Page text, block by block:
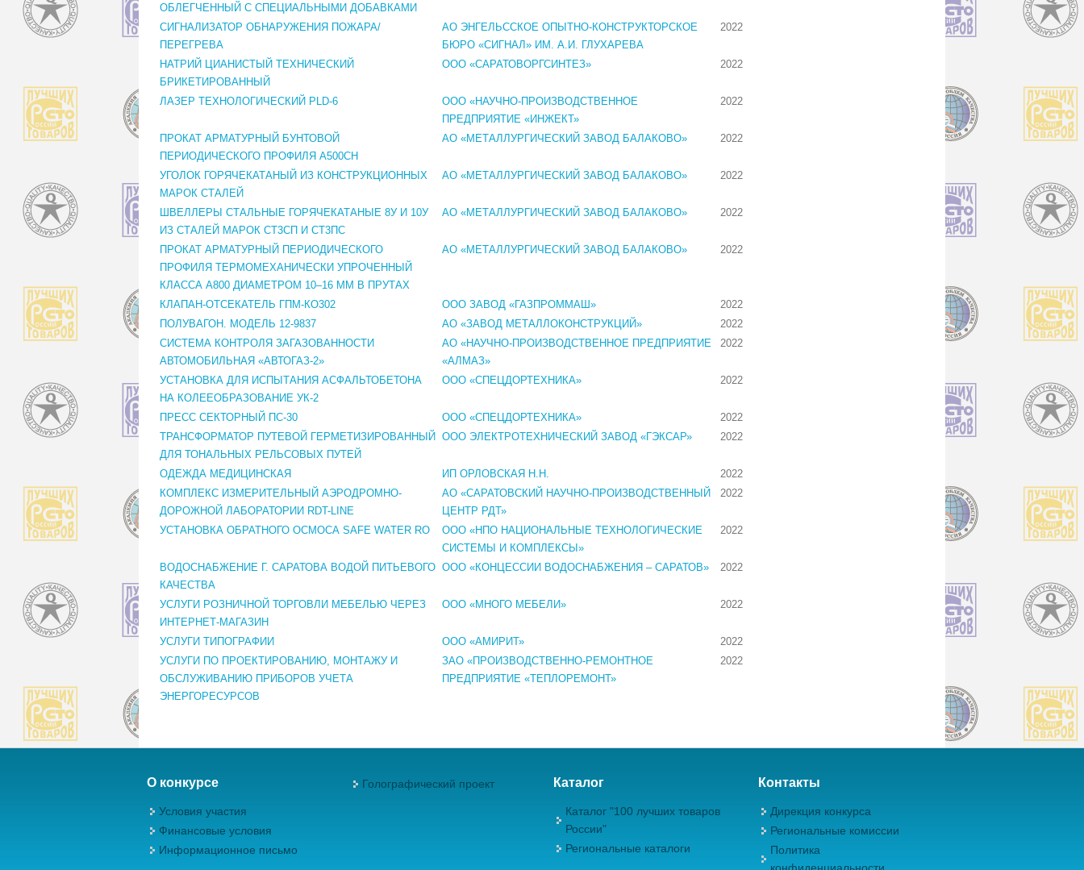
ОБЛЕГЧЕННЫЙ С СПЕЦИАЛЬНЫМИ ДОБАВКАМИ
СИГНАЛИЗАТОР ОБНАРУЖЕНИЯ ПОЖАРА/
ПЕРЕГРЕВА
АО ЭНГЕЛЬССКОЕ ОПЫТНО-КОНСТРУКТОРСКОЕ
БЮРО «СИГНАЛ» ИМ. А.И. ГЛУХАРЕВА
2022
НАТРИЙ ЦИАНИСТЫЙ ТЕХНИЧЕСКИЙ
БРИКЕТИРОВАННЫЙ
ООО «САРАТОВОРГСИНТЕЗ» 2022
ЛАЗЕР ТЕХНОЛОГИЧЕСКИЙ PLD-6
ООО «НАУЧНО-ПРОИЗВОДСТВЕННОЕ
ПРЕДПРИЯТИЕ «ИНЖЕКТ»
2022
ПРОКАТ АРМАТУРНЫЙ БУНТОВОЙ
ПЕРИОДИЧЕСКОГО ПРОФИЛЯ А500СН
АО «МЕТАЛЛУРГИЧЕСКИЙ ЗАВОД БАЛАКОВО» 2022
УГОЛОК ГОРЯЧЕКАТАНЫЙ ИЗ КОНСТРУКЦИОННЫХ
МАРОК СТАЛЕЙ
АО «МЕТАЛЛУРГИЧЕСКИЙ ЗАВОД БАЛАКОВО» 2022
ШВЕЛЛЕРЫ СТАЛЬНЫЕ ГОРЯЧЕКАТАНЫЕ 8У И 10У
ИЗ СТАЛЕЙ МАРОК СТ3СП И СТ3ПС
АО «МЕТАЛЛУРГИЧЕСКИЙ ЗАВОД БАЛАКОВО» 2022
ПРОКАТ АРМАТУРНЫЙ ПЕРИОДИЧЕСКОГО
ПРОФИЛЯ ТЕРМОМЕХАНИЧЕСКИ УПРОЧЕННЫЙ
КЛАССА А800 ДИАМЕТРОМ 10–16 ММ В ПРУТАХ
АО «МЕТАЛЛУРГИЧЕСКИЙ ЗАВОД БАЛАКОВО» 2022
КЛАПАН-ОТСЕКАТЕЛЬ ГПМ-КО302 ООО ЗАВОД «ГАЗПРОММАШ»
2022
ПОЛУВАГОН. МОДЕЛЬ 12-9837
АО «ЗАВОД МЕТАЛЛОКОНСТРУКЦИЙ»
2022
СИСТЕМА КОНТРОЛЯ ЗАГАЗОВАННОСТИ
АВТОМОБИЛЬНАЯ «АВТОГАЗ-2»
АО «НАУЧНО-ПРОИЗВОДСТВЕННОЕ ПРЕДПРИЯТИЕ
«АЛМАЗ»
2022
УСТАНОВКА ДЛЯ ИСПЫТАНИЯ АСФАЛЬТОБЕТОНА
НА КОЛЕЕОБРАЗОВАНИЕ УК-2
ООО «СПЕЦДОРТЕХНИКА» 2022
ПРЕСС СЕКТОРНЫЙ ПС-30 ООО «СПЕЦДОРТЕХНИКА»
2022
ТРАНСФОРМАТОР ПУТЕВОЙ ГЕРМЕТИЗИРОВАННЫЙ
ДЛЯ ТОНАЛЬНЫХ РЕЛЬСОВЫХ ПУТЕЙ
ООО ЭЛЕКТРОТЕХНИЧЕСКИЙ ЗАВОД «ГЭКСАР» 2022
ОДЕЖДА МЕДИЦИНСКАЯ ИП ОРЛОВСКАЯ Н.Н.
2022
КОМПЛЕКС ИЗМЕРИТЕЛЬНЫЙ АЭРОДРОМНО-
ДОРОЖНОЙ ЛАБОРАТОРИИ RDT-LINE
АО «САРАТОВСКИЙ НАУЧНО-ПРОИЗВОДСТВЕННЫЙ
ЦЕНТР РДТ»
2022
УСТАНОВКА ОБРАТНОГО ОСМОСА SAFE WATER RO
ООО «НПО НАЦИОНАЛЬНЫЕ ТЕХНОЛОГИЧЕСКИЕ
СИСТЕМЫ И КОМПЛЕКСЫ»
2022
ВОДОСНАБЖЕНИЕ Г. САРАТОВА ВОДОЙ ПИТЬЕВОГО
КАЧЕСТВА
ООО «КОНЦЕССИИ ВОДОСНАБЖЕНИЯ – САРАТОВ» 2022
УСЛУГИ РОЗНИЧНОЙ ТОРГОВЛИ МЕБЕЛЬЮ ЧЕРЕЗ
ИНТЕРНЕТ-МАГАЗИН
ООО «МНОГО МЕБЕЛИ» 2022
УСЛУГИ ТИПОГРАФИИ ООО «АМИРИТ»
2022
УСЛУГИ ПО ПРОЕКТИРОВАНИЮ, МОНТАЖУ И
ОБСЛУЖИВАНИЮ ПРИБОРОВ УЧЕТА
ЭНЕРГОРЕСУРСОВ
ЗАО «ПРОИЗВОДСТВЕННО-РЕМОНТНОЕ
ПРЕДПРИЯТИЕ «ТЕПЛОРЕМОНТ»
2022
О конкурсе
Условия участия
Финансовые условия
Информационное письмо
Голографический проект Каталог
Каталог "100 лучших товаров
России"
Региональные каталоги
Контакты
Дирекция конкурса
Региональные комиссии
Политика
конфиденциальности